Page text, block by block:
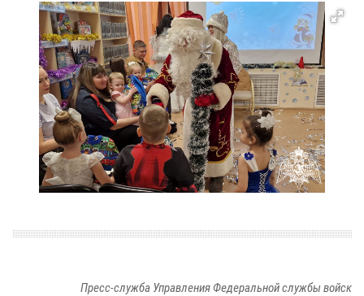
Пресс-служба Управления Федеральной службы войск